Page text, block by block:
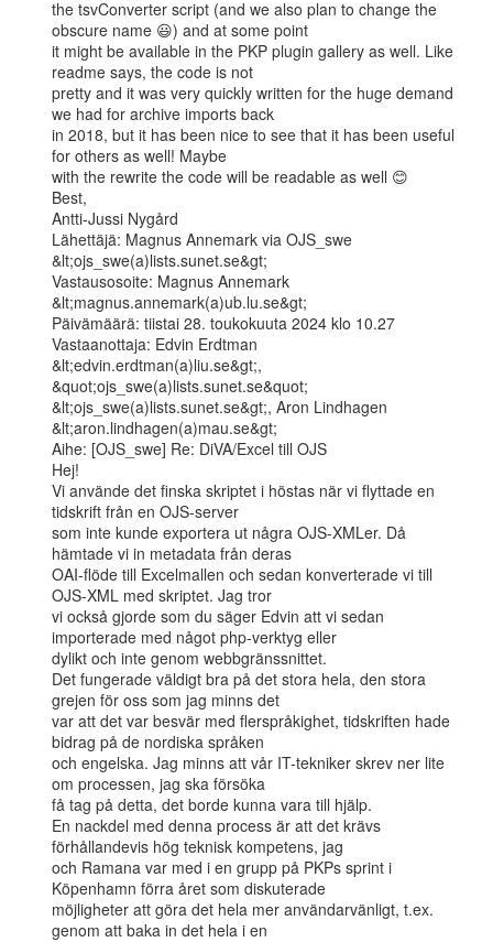
the tsvConverter script (and we also plan to change the
obscure name 😃) and at some point
it might be available in the PKP plugin gallery as well. Like
readme says, the code is not
pretty and it was very quickly written for the huge demand
we had for archive imports back
in 2018, but it has been nice to see that it has been useful
for others as well! Maybe
with the rewrite the code will be readable as well 😊
Best,
Antti-Jussi Nygård
Lähettäjä: Magnus Annemark via OJS_swe
&lt;ojs_swe(a)lists.sunet.se&gt;
Vastausosoite: Magnus Annemark
&lt;magnus.annemark(a)ub.lu.se&gt;
Päivämäärä: tiistai 28. toukokuuta 2024 klo 10.27
Vastaanottaja: Edvin Erdtman
&lt;edvin.erdtman(a)liu.se&gt;,
&quot;ojs_swe(a)lists.sunet.se&quot;
&lt;ojs_swe(a)lists.sunet.se&gt;, Aron Lindhagen
&lt;aron.lindhagen(a)mau.se&gt;
Aihe: [OJS_swe] Re: DiVA/Excel till OJS
Hej!
Vi använde det finska skriptet i höstas när vi flyttade en
tidskrift från en OJS-server
som inte kunde exportera ut några OJS-XMLer. Då
hämtade vi in metadata från deras
OAI-flöde till Excelmallen och sedan konverterade vi till
OJS-XML med skriptet. Jag tror
vi också gjorde som du säger Edvin att vi sedan
importerade med något php-verktyg eller
dylikt och inte genom webbgränssnittet.
Det fungerade väldigt bra på det stora hela, den stora
grejen för oss som jag minns det
var att det var besvär med flerspråkighet, tidskriften hade
bidrag på de nordiska språken
och engelska. Jag minns att vår IT-tekniker skrev ner lite
om processen, jag ska försöka
få tag på detta, det borde kunna vara till hjälp.
En nackdel med denna process är att det krävs
förhållandevis hög teknisk kompetens, jag
och Ramana var med i en grupp på PKPs sprint i
Köpenhamn förra året som diskuterade
möjligheter att göra det hela mer användarvänligt, t.ex.
genom att baka in det hela i en